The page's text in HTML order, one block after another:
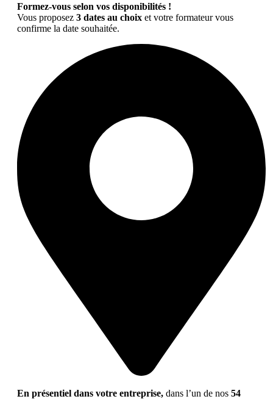
Formez-vous selon vos disponibilités !
Vous proposez 3 dates au choix et votre formateur vous
confirme la date souhaitée.
En présentiel dans votre entreprise, dans l’un de nos 54